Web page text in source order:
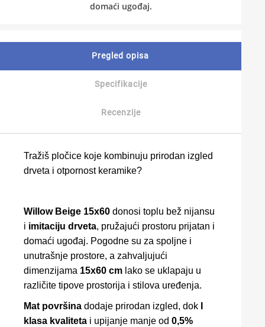
domaći ugođaj.
Pregled opisa
Specifikacije
Recenzije
Tražiš pločice koje kombinuju prirodan izgled
drveta i otpornost keramike?
Willow Beige 15x60 donosi toplu bež nijansu
i imitaciju drveta, pružajući prostoru prijatan i
domaći ugođaj. Pogodne su za spoljne i
unutrašnje prostore, a zahvaljujući
dimenzijama 15x60 cm lako se uklapaju u
različite tipove prostorija i stilova uređenja.
Mat površina dodaje prirodan izgled, dok
klasa kvaliteta i upijanje manje od 0,5%